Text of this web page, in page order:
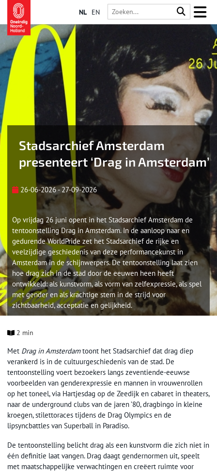
NL EN
Stadsarchief Amsterdam
presenteert ‘Drag in Amsterdam’
26-06-2026 - 27-09-2026
Op vrijdag 26 juni opent in het Stadsarchief Amsterdam de
tentoonstelling Drag in Amsterdam. In de aanloop naar en
gedurende WorldPride zet het Stadsarchief de rijke en
veelzijdige geschiedenis van deze performancekunst in
Amsterdam in de schijnwerpers. De tentoonstelling laat zien
hoe drag zich in de stad door de eeuwen heen heeft
ontwikkeld: als kunstvorm, als vorm van zelfexpressie, als spel
met gender en als krachtige stem in de strijd voor
zichtbaarheid, acceptatie en gelijkheid.
2 min
Met Drag in Amsterdamtoont het Stadsarchief dat drag diep
verankerd is in de cultuurgeschiedenis van de stad. De
tentoonstelling voert bezoekers langs zeventiende-eeuwse
voorbeelden van genderexpressie en mannen in vrouwenrollen
op het toneel, via Hartjesdag op de Zeedijk en cabaret in theaters,
naar de underground clubs van de jaren ’80, dragbingo in kleine
kroegen, stilettoraces tijdens de Drag Olympics en de
lipsyncbattles van Superball in Paradiso.
De tentoonstelling belicht drag als een kunstvorm die zich niet in
één definitie laat vangen. Drag daagt gendernormen uit, speelt
met maatschappelijke verwachtingen en creëert ruimte voor